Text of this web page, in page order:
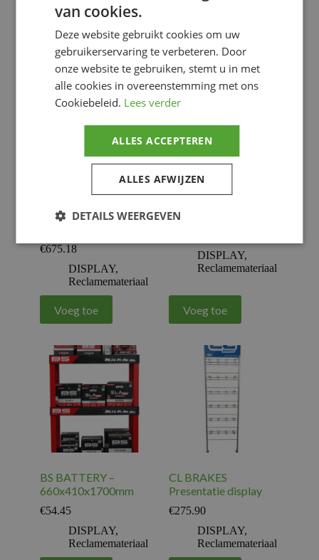
Reclamemateriaal
Voeg toe Voeg toe
CHAMPION – H
€675.18
DISPLAY,
Reclamemateriaal
Voeg toe
Display Rack
DISPLAY,
Reclamemateriaal
Voeg toe
BS BATTERY –
660x410x1700mm
€54.45
DISPLAY,
Reclamemateriaal
CL BRAKES
Presentatie display
€275.90
DISPLAY,
Reclamemateriaal
van cookies.
Deze website gebruikt cookies om uw
gebruikerservaring te verbeteren. Door
onze website te gebruiken, stemt u in met
alle cookies in overeenstemming met ons
Cookiebeleid. Lees verder
ALLES ACCEPTEREN
ALLES AFWIJZEN
DETAILS WEERGEVEN